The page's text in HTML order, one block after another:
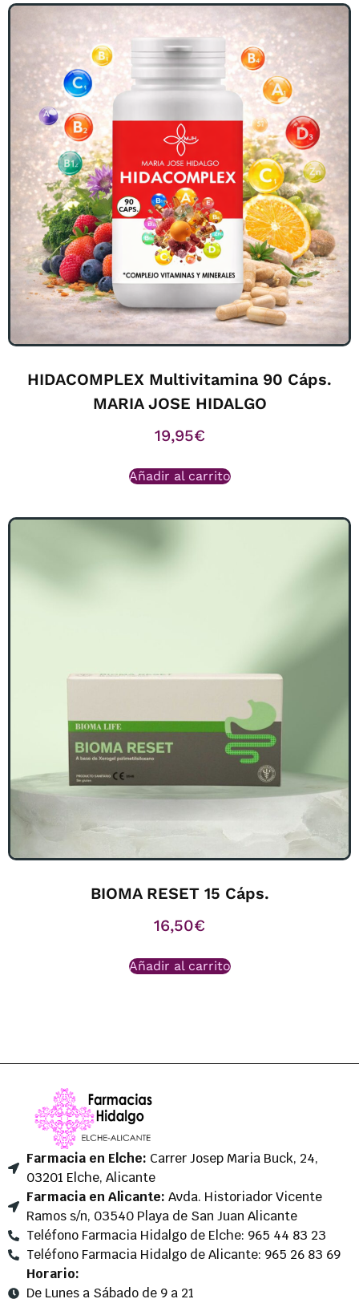
HIDACOMPLEX Multivitamina 90 Cáps.
MARIA JOSE HIDALGO
19,95€
Añadir al carrito
BIOMA RESET 15 Cáps.
16,50€
Añadir al carrito
Farmacia en Elche: Carrer Josep Maria Buck, 24,
03201 Elche, Alicante
Farmacia en Alicante: Avda. Historiador Vicente
Ramos s/n, 03540 Playa de San Juan Alicante
Teléfono Farmacia Hidalgo de Elche: 965 44 83 23
Teléfono Farmacia Hidalgo de Alicante: 965 26 83 69
Horario:
De Lunes a Sábado de 9 a 21